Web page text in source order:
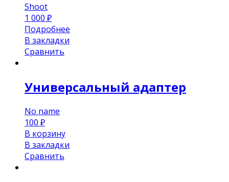
Shoot
1 000 ₽
Подробнее
В закладки
Сравнить
Универсальный адаптер
No name
100 ₽
В корзину
В закладки
Сравнить